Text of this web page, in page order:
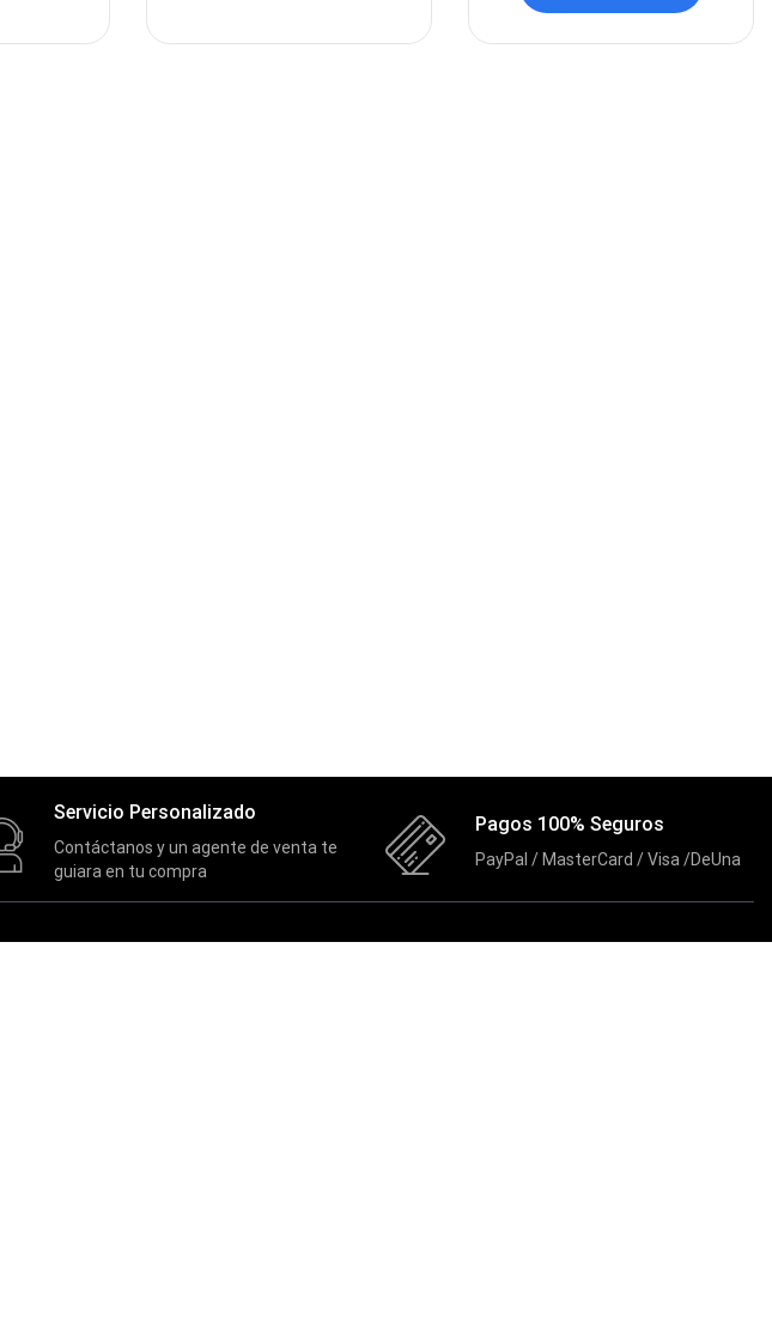
Servicio Personalizado
Contáctanos y un agente de venta te
guiara en tu compra
Pagos 100% Seguros
PayPal / MasterCard / Visa /DeUna